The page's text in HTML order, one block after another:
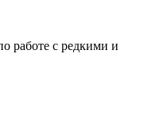
работе с редкими и